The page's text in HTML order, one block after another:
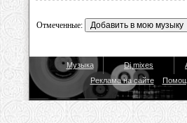
Отмеченные:
Музыка Dj mixes
Реклама на сайте